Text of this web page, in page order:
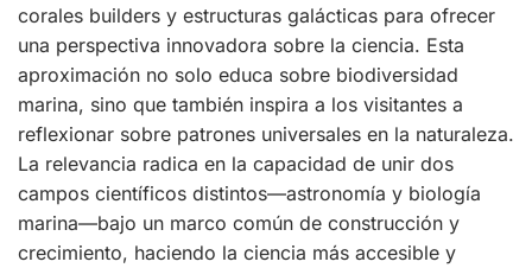
corales builders y estructuras galácticas para ofrecer
una perspectiva innovadora sobre la ciencia. Esta
aproximación no solo educa sobre biodiversidad
marina, sino que también inspira a los visitantes a
reflexionar sobre patrones universales en la naturaleza.
La relevancia radica en la capacidad de unir dos
campos científicos distintos—astronomía y biología
marina—bajo un marco común de construcción y
crecimiento, haciendo la ciencia más accesible y